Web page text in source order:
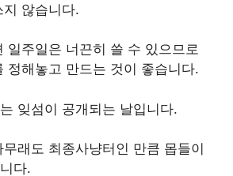
않습니다.
일주일은 너끈히 쓸 수 있으므로
정해놓고 만드는 것이 좋습니다.
잊섬이 공개되는 날입니다.
래도 최종사냥터인 만큼 몹들이
다.